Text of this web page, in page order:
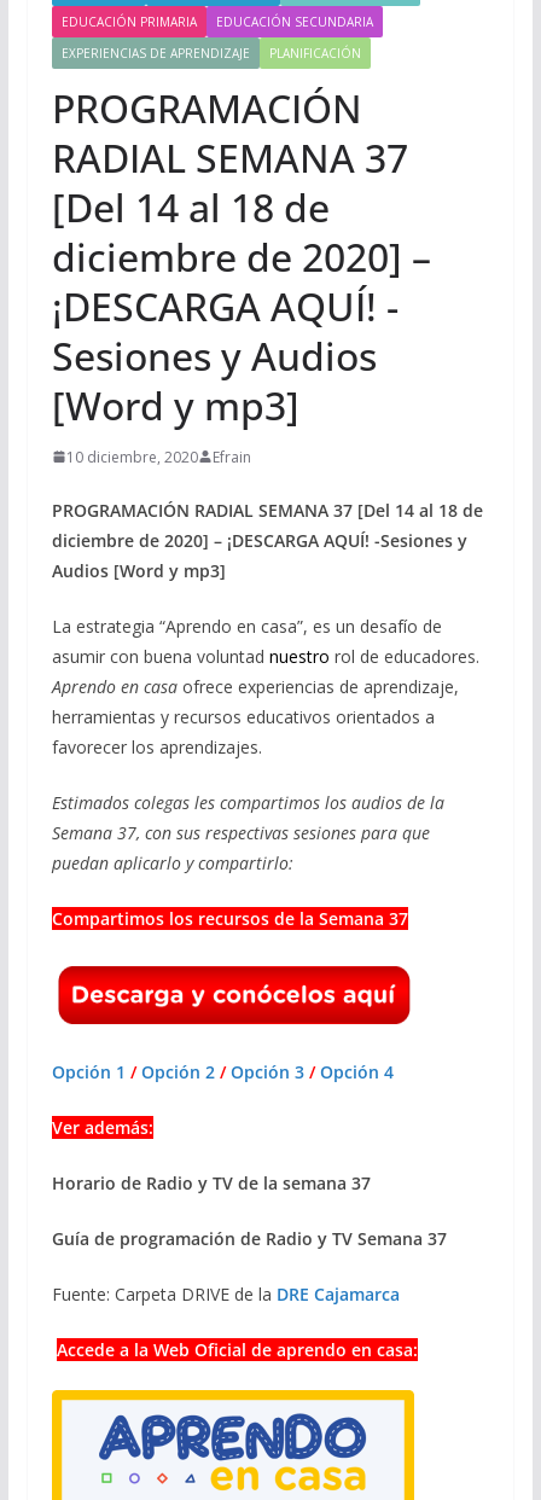
EDUCACIÓN PRIMARIA
EDUCACIÓN SECUNDARIA
EXPERIENCIAS DE APRENDIZAJE
PLANIFICACIÓN
PROGRAMACIÓN
RADIAL SEMANA 37
[Del 14 al 18 de
diciembre de 2020] –
¡DESCARGA AQUÍ! -
Sesiones y Audios
[Word y mp3]
10 diciembre, 2020 Efrain
PROGRAMACIÓN RADIAL SEMANA 37 [Del 14 al 18 de
diciembre de 2020] – ¡DESCARGA AQUÍ! -Sesiones y
Audios [Word y mp3]
La estrategia “Aprendo en casa”, es un desafío de
asumir con buena voluntad nuestro rol de educadores.
Aprendo en casaofrece experiencias de aprendizaje,
herramientas y recursos educativos orientados a
favorecer los aprendizajes.
Estimados colegas les compartimos los audios de la
Semana 37, con sus respectivas sesiones para que
puedan aplicarlo y compartirlo:
Compartimos los recursos de la Semana 37
Opción 1 /Opción 2/Opción 3/Opción 4
Ver además:
Horario de Radio y TV de la semana 37
Guía de programación de Radio y TV Semana 37
Fuente: Carpeta DRIVE de la DRE Cajamarca
Accede a la Web Oficial de aprendo en casa: